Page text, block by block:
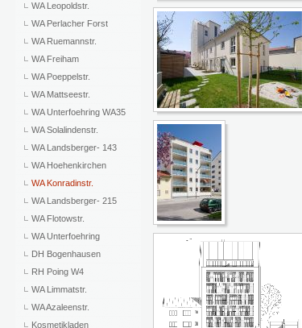
WA Leopoldstr.
WA Perlacher Forst
WA Ruemannstr.
WA Freiham
WA Poeppelstr.
WA Mattseestr.
WA Unterfoehring WA35
WA Solalindenstr.
WA Landsberger- 143
WA Hoehenkirchen
WA Konradinstr.
WA Landsberger- 215
WA Flotowstr.
WA Unterfoehring
DH Bogenhausen
RH Poing W4
WA Limmatstr.
WA Azaleenstr.
Kosmetikladen